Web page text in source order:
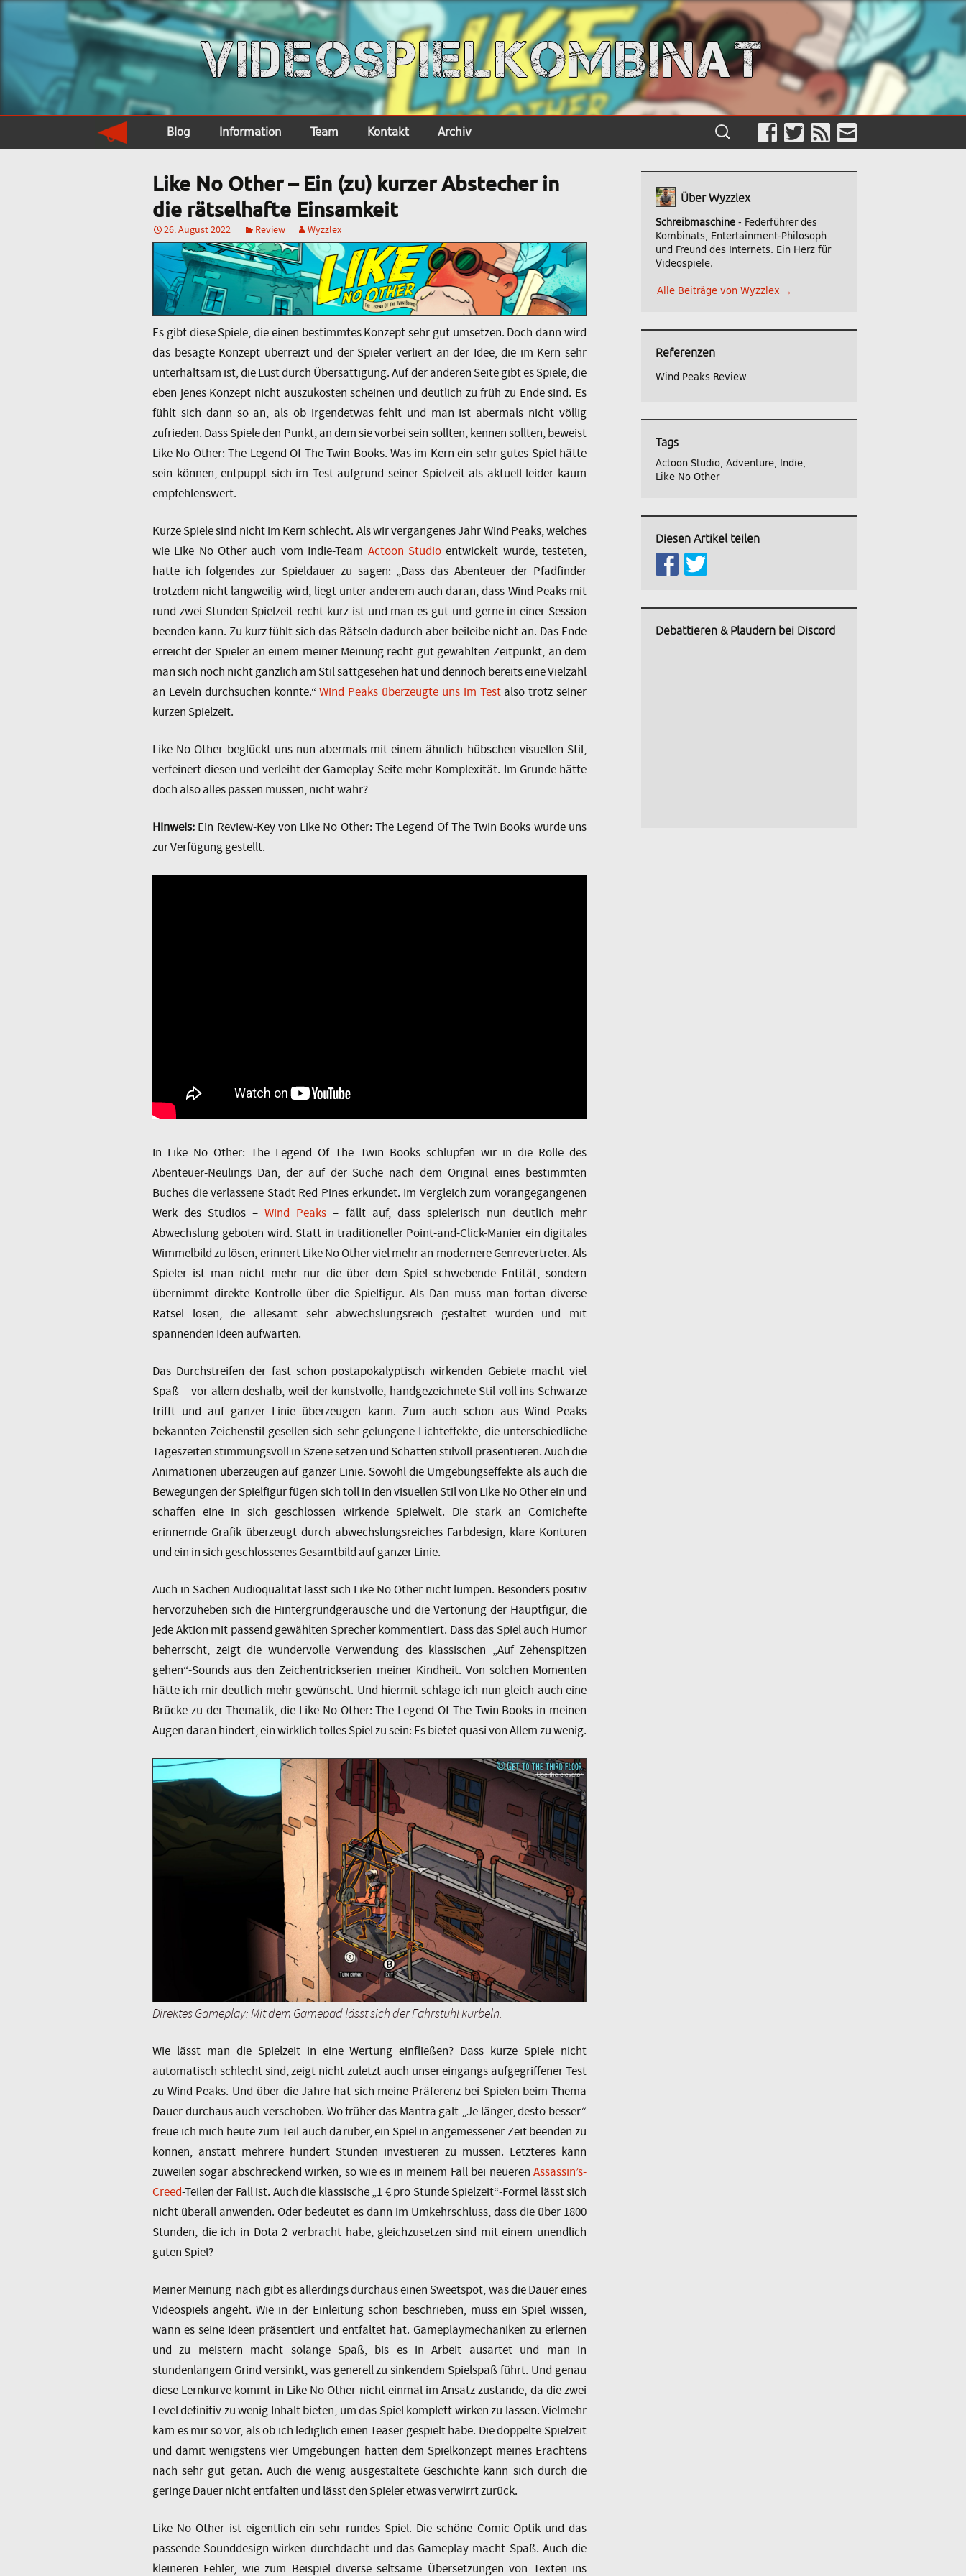
VIDEOSPIELKOMBINAT
Blog Information Team Kontakt Archiv
Suche
nach:
Like No Other – Ein (zu) kurzer Abstecher in
die rätselhafte Einsamkeit
26. August 2022 Review Wyzzlex
Es gibt diese Spiele, die einen bestimmtes Konzept sehr gut umsetzen. Doch dann wird
das besagte Konzept überreizt und der Spieler verliert an der Idee, die im Kern sehr
unterhaltsam ist, die Lust durch Übersättigung. Auf der anderen Seite gibt es Spiele, die
eben jenes Konzept nicht auszukosten scheinen und deutlich zu früh zu Ende sind. Es
fühlt sich dann so an, als ob irgendetwas fehlt und man ist abermals nicht völlig
zufrieden. Dass Spiele den Punkt, an dem sie vorbei sein sollten, kennen sollten, beweist
Like No Other: The Legend Of The Twin Books. Was im Kern ein sehr gutes Spiel hätte
sein können, entpuppt sich im Test aufgrund seiner Spielzeit als aktuell leider kaum
empfehlenswert.
Kurze Spiele sind nicht im Kern schlecht. Als wir vergangenes Jahr Wind Peaks, welches
wie Like No Other auch vom Indie-Team Actoon Studioentwickelt wurde, testeten,
hatte ich folgendes zur Spieldauer zu sagen: „Dass das Abenteuer der Pfadfinder
trotzdem nicht langweilig wird, liegt unter anderem auch daran, dass Wind Peaks mit
rund zwei Stunden Spielzeit recht kurz ist und man es gut und gerne in einer Session
beenden kann. Zu kurz fühlt sich das Rätseln dadurch aber beileibe nicht an. Das Ende
erreicht der Spieler an einem meiner Meinung recht gut gewählten Zeitpunkt, an dem
man sich noch nicht gänzlich am Stil sattgesehen hat und dennoch bereits eine Vielzahl
an Leveln durchsuchen konnte.“Wind Peaks überzeugte uns im Testalso trotz seiner
kurzen Spielzeit.
Like No Other beglückt uns nun abermals mit einem ähnlich hübschen visuellen Stil,
verfeinert diesen und verleiht der Gameplay-Seite mehr Komplexität. Im Grunde hätte
doch also alles passen müssen, nicht wahr?
Hinweis: Ein Review-Key von Like No Other: The Legend Of The Twin Books wurde uns
zur Verfügung gestellt.
In Like No Other: The Legend Of The Twin Books schlüpfen wir in die Rolle des
Abenteuer-Neulings Dan, der auf der Suche nach dem Original eines bestimmten
Buches die verlassene Stadt Red Pines erkundet. Im Vergleich zum vorangegangenen
Werk des Studios –Wind Peaks – fällt auf, dass spielerisch nun deutlich mehr
Abwechslung geboten wird. Statt in traditioneller Point-and-Click-Manier ein digitales
Wimmelbild zu lösen, erinnert Like No Other viel mehr an modernere Genrevertreter. Als
Spieler ist man nicht mehr nur die über dem Spiel schwebende Entität, sondern
übernimmt direkte Kontrolle über die Spielfigur. Als Dan muss man fortan diverse
Rätsel lösen, die allesamt sehr abwechslungsreich gestaltet wurden und mit
spannenden Ideen aufwarten.
Das Durchstreifen der fast schon postapokalyptisch wirkenden Gebiete macht viel
Spaß – vor allem deshalb, weil der kunstvolle, handgezeichnete Stil voll ins Schwarze
trifft und auf ganzer Linie überzeugen kann. Zum auch schon aus Wind Peaks
bekannten Zeichenstil gesellen sich sehr gelungene Lichteffekte, die unterschiedliche
Tageszeiten stimmungsvoll in Szene setzen und Schatten stilvoll präsentieren. Auch die
Animationen überzeugen auf ganzer Linie. Sowohl die Umgebungseffekte als auch die
Bewegungen der Spielfigur fügen sich toll in den visuellen Stil von Like No Other ein und
schaffen eine in sich geschlossen wirkende Spielwelt. Die stark an Comichefte
erinnernde Grafik überzeugt durch abwechslungsreiches Farbdesign, klare Konturen
und ein in sich geschlossenes Gesamtbild auf ganzer Linie.
Auch in Sachen Audioqualität lässt sich Like No Other nicht lumpen. Besonders positiv
hervorzuheben sich die Hintergrundgeräusche und die Vertonung der Hauptfigur, die
jede Aktion mit passend gewählten Sprecher kommentiert. Dass das Spiel auch Humor
beherrscht, zeigt die wundervolle Verwendung des klassischen „Auf Zehenspitzen
gehen“-Sounds aus den Zeichentrickserien meiner Kindheit. Von solchen Momenten
hätte ich mir deutlich mehr gewünscht. Und hiermit schlage ich nun gleich auch eine
Brücke zu der Thematik, die Like No Other: The Legend Of The Twin Books in meinen
Augen daran hindert, ein wirklich tolles Spiel zu sein: Es bietet quasi von Allem zu wenig.
Direktes Gameplay: Mit dem Gamepad lässt sich der Fahrstuhl kurbeln.
Wie lässt man die Spielzeit in eine Wertung einfließen? Dass kurze Spiele nicht
automatisch schlecht sind, zeigt nicht zuletzt auch unser eingangs aufgegriffener Test
zu Wind Peaks. Und über die Jahre hat sich meine Präferenz bei Spielen beim Thema
Dauer durchaus auch verschoben. Wo früher das Mantra galt „Je länger, desto besser“
freue ich mich heute zum Teil auch darüber, ein Spiel in angemessener Zeit beenden zu
können, anstatt mehrere hundert Stunden investieren zu müssen. Letzteres kann
zuweilen sogar abschreckend wirken, so wie es in meinem Fall bei neueren Assassin’s-
Creed-Teilen der Fall ist. Auch die klassische „1 € pro Stunde Spielzeit“-Formel lässt sich
nicht überall anwenden. Oder bedeutet es dann im Umkehrschluss, dass die über 1800
Stunden, die ich in Dota 2 verbracht habe, gleichzusetzen sind mit einem unendlich
guten Spiel?
Meiner Meinung nach gibt es allerdings durchaus einen Sweetspot, was die Dauer eines
Videospiels angeht. Wie in der Einleitung schon beschrieben, muss ein Spiel wissen,
wann es seine Ideen präsentiert und entfaltet hat. Gameplaymechaniken zu erlernen
und zu meistern macht solange Spaß, bis es in Arbeit ausartet und man in
stundenlangem Grind versinkt, was generell zu sinkendem Spielspaß führt. Und genau
diese Lernkurve kommt in Like No Other nicht einmal im Ansatz zustande, da die zwei
Level definitiv zu wenig Inhalt bieten, um das Spiel komplett wirken zu lassen. Vielmehr
kam es mir so vor, als ob ich lediglich einen Teaser gespielt habe. Die doppelte Spielzeit
und damit wenigstens vier Umgebungen hätten dem Spielkonzept meines Erachtens
nach sehr gut getan. Auch die wenig ausgestaltete Geschichte kann sich durch die
geringe Dauer nicht entfalten und lässt den Spieler etwas verwirrt zurück.
Like No Other ist eigentlich ein sehr rundes Spiel. Die schöne Comic-Optik und das
passende Sounddesign wirken durchdacht und das Gameplay macht Spaß. Auch die
kleineren Fehler, wie zum Beispiel diverse seltsame Übersetzungen von Texten ins
Über Wyzzlex
Schreibmaschine- Federführer des
Kombinats, Entertainment-Philosoph
und Freund des Internets. Ein Herz für
Videospiele.
Alle Beiträge von Wyzzlex →
Referenzen
Wind Peaks Review
Tags
Actoon Studio, Adventure, Indie,
Like No Other
Diesen Artikel teilen
Debattieren & Plaudern bei Discord